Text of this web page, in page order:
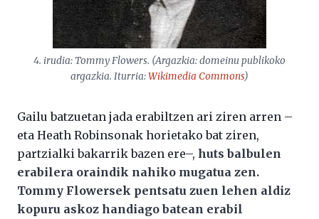
4. irudia: Tommy Flowers. (Argazkia: domeinu publikoko
argazkia. Iturria:Wikimedia Commons)
Gailu batzuetan jada erabiltzen ari ziren arren –
eta Heath Robinsonak horietako bat ziren,
partzialki bakarrik bazen ere–, huts balbulen
erabilera oraindik nahiko mugatua zen.
Tommy Flowersek pentsatu zuen lehen aldiz
kopuru askoz handiago batean erabil